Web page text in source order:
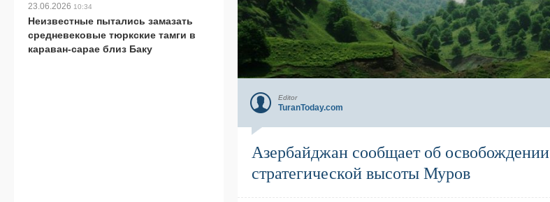
Editor
TuranToday.com
Азербайджан сообщает об освобождении
стратегической высоты Муров
23.06.2026 10:34
Неизвестные пытались замазать
средневековые тюркские тамги в
караван-сарае близ Баку